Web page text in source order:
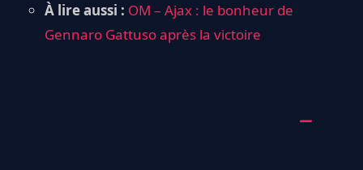
À lire aussi : OM – Ajax : le bonheur de
Gennaro Gattuso après la victoire